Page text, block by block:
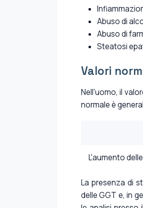
Abuso di
Abuso di
Steatosi
Valori
Nell'uomo, il
normale è
L'aumento
La presenza di
delle GGT e, in